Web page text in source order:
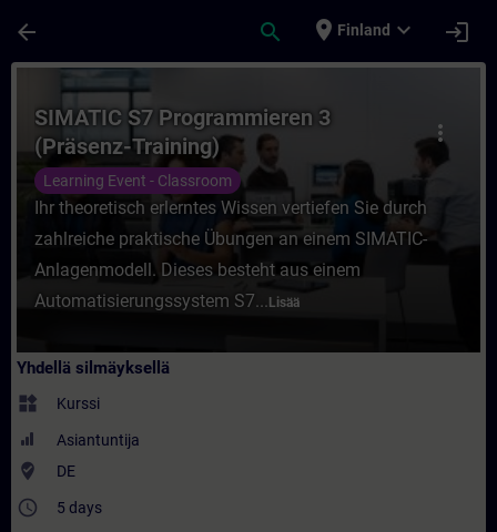
arrow_back search place Finland expand_more login
Kurssi - SIMATIC S7 Programmieren 3
more_vert
SIMATIC S7 Programmieren 3
(Präsenz-Training)
Learning Event - Classroom
Ihr theoretisch erlerntes Wissen vertiefen Sie durch
zahlreiche praktische Übungen an einem SIMATIC-
Anlagenmodell. Dieses besteht aus einem
Automatisierungssystem S7... Lisää
Yhdellä silmäyksellä
widgets Kurssi
Asiantuntija
where_to_vote DE
access_time 5 days